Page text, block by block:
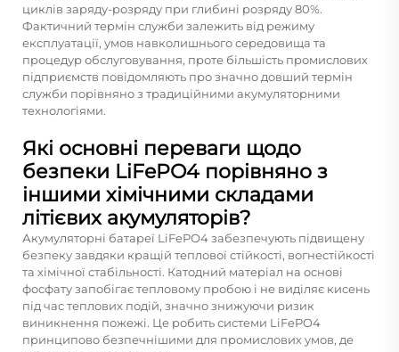
циклів заряду-розряду при глибині розряду 80%.
Фактичний термін служби залежить від режиму
експлуатації, умов навколишнього середовища та
процедур обслуговування, проте більшість промислових
підприємств повідомляють про значно довший термін
служби порівняно з традиційними акумуляторними
технологіями.
Які основні переваги щодо
безпеки LiFePO4 порівняно з
іншими хімічними складами
літієвих акумуляторів?
Акумуляторні батареї LiFePO4 забезпечують підвищену
безпеку завдяки кращій теплової стійкості, вогнестійкості
та хімічної стабільності. Катодний матеріал на основі
фосфату запобігає тепловому пробою і не виділяє кисень
під час теплових подій, значно знижуючи ризик
виникнення пожежі. Це робить системи LiFePO4
принципово безпечнішими для промислових умов, де